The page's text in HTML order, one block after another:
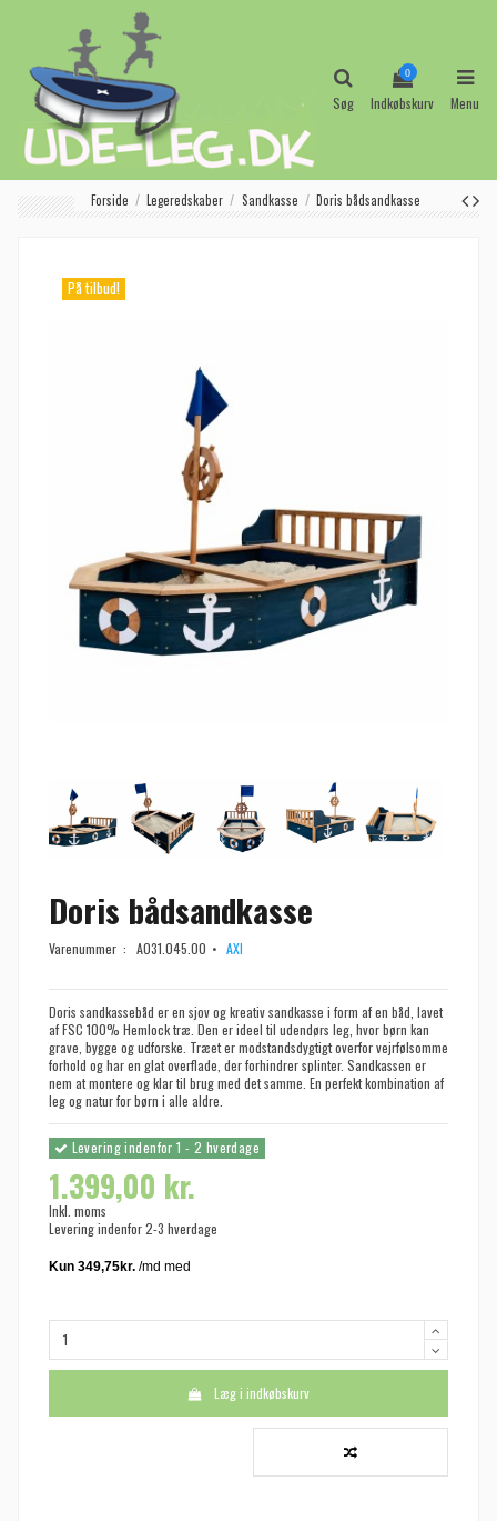
Søg
0
Indkøbskurv Menu
Forside Legeredskaber Sandkasse Doris bådsandkasse
På tilbud!
Doris bådsandkasse
Varenummer : A031.045.00 AXI
Doris sandkassebåd er en sjov og kreativ sandkasse i form af en båd, lavet
af FSC 100% Hemlock træ. Den er ideel til udendørs leg, hvor børn kan
grave, bygge og udforske. Træet er modstandsdygtigt overfor vejrfølsomme
forhold og har en glat overflade, der forhindrer splinter. Sandkassen er
nem at montere og klar til brug med det samme. En perfekt kombination af
leg og natur for børn i alle aldre.
Levering indenfor 1 - 2 hverdage
1.399,00 kr.
Inkl. moms
Levering indenfor 2-3 hverdage
Læg i indkøbskurv